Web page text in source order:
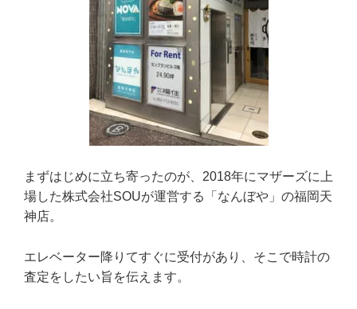
まずはじめに立ち寄ったのが、2018年にマザーズに上
場した株式会社SOUが運営する「なんぼや」の福岡天
神店。
エレベーター降りてすぐに受付があり、そこで時計の
査定をしたい旨を伝えます。